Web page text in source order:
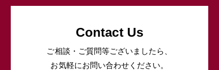
Contact Us
ご相談・ご質問等ございましたら、
お気軽にお問い合わせください。